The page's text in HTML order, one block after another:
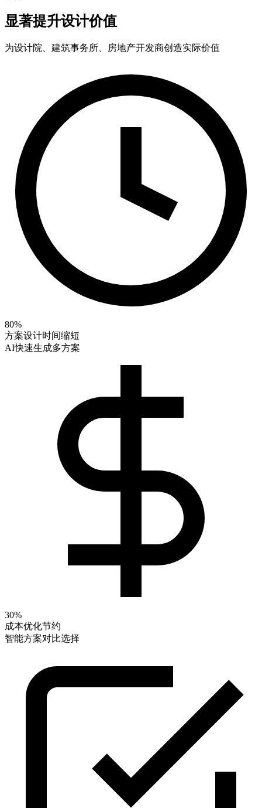
显著提升设计价值
为设计院、建筑事务所、房地产开发商创造实际价值
80%
方案设计时间缩短
AI快速生成多方案
30%
成本优化节约
智能方案对比选择